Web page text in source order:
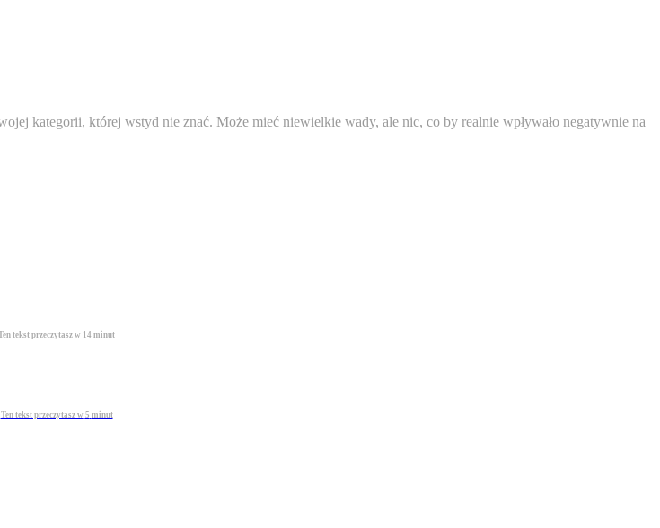
kategorii, której wstyd nie znać. Może mieć niewielkie wady, ale nic, co by realnie wpływało negatywnie na
tekst przeczytasz w 14 minut
Ten tekst przeczytasz w 5 minut